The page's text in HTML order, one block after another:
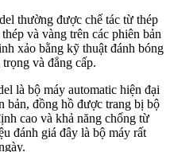
thường được chế tác từ thép
và vàng trên các phiên bản
xảo bằng kỹ thuật đánh bóng
và đẳng cấp.
là bộ máy automatic hiện đại
bản, đồng hồ được trang bị bộ
cao và khả năng chống từ
đánh giá đây là bộ máy rất